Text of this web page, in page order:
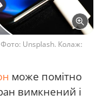
Unsplash. Колаж:
може помітно
вимкнений і